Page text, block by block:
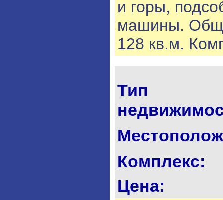
и горы,
машины.
128 кв.м.
Тип
Комплекс:
Цена: